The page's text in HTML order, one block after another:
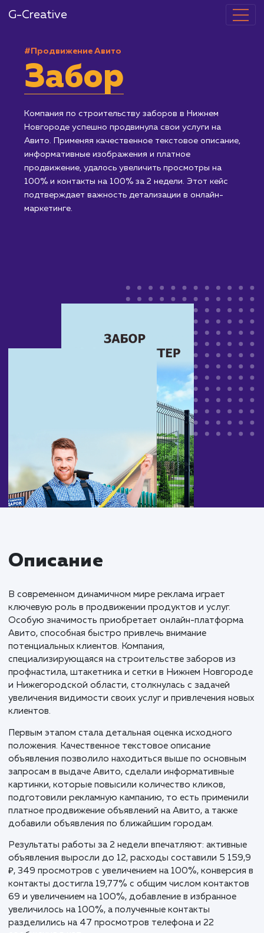
G-Creative
#Продвижение Авито
Забор
Компания по строительству заборов в Нижнем
Новгороде успешно продвинула свои услуги на
Авито. Применяя качественное текстовое
информативные изображения и платное
продвижение, удалось увеличить просмотры на
100% и контакты на 100% за 2 недели. Этот кейс
Описание
В современном динамичном мире реклама играет
ключевую роль в продвижении продуктов и услуг.
Особую значимость приобретает онлайн-
Авито, способная быстро привлечь внимание
специализирующаяся на строительстве заборов из
профнастила, штакетника и сетки в Нижнем
и Нижегородской области, столкнулась с задачей
увеличения видимости своих услуг и привлечения
клиентов.
Первым этапом стала детальная оценка исходного
положения. Качественное текстовое описание
объявления позволило находиться выше по
запросам в выдаче Авито, сделали информативные
картинки, которые повысили количество кликов,
подготовили рекламную кампанию, то есть
платное продвижение объявлений на Авито, а также
добавили объявления по ближайшим городам.